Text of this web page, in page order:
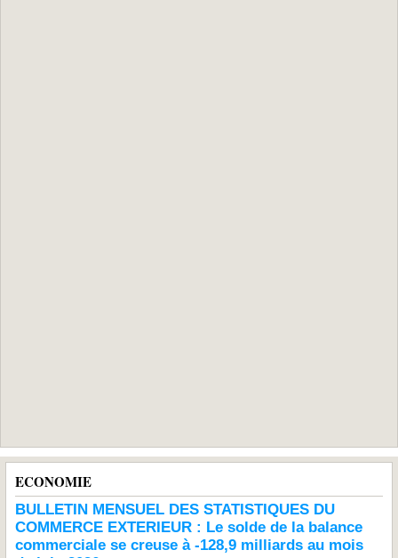
ECONOMIE
BULLETIN MENSUEL DES STATISTIQUES DU
COMMERCE EXTERIEUR : Le solde de la balance
commerciale se creuse à -128,9 milliards au mois